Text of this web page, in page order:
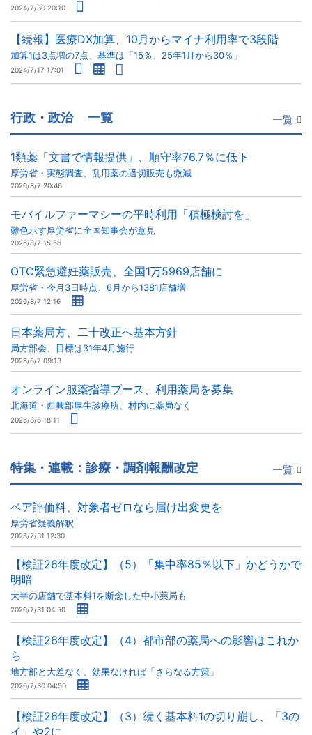
2024/7/30 20:10
【続報】医療DX加算、10月からマイナ利用率で3段階
加算1は3点増の7点、基準は「15％、25年1月から30％」
2024/7/17 17:01
行政・政治 一覧 一覧
1類薬「文書で情報提供」、順守率76.7％に低下
厚労省・実態調査、乱用薬の適切販売も微減
2026/8/7 20:46
モバイルファーマシーの平時利用「積極検討を」
難色示す厚労省に全国知事会が意見
2026/8/7 15:56
OTC緊急避妊薬販売、全国1万5969店舗に
厚労省・今月3日時点、6月から1381店舗増
2026/8/7 12:16
日本薬局方、二十改正へ基本方針
局方部会、目標は31年4月施行
2026/8/7 09:13
オンライン服薬指導ブース、利用薬局を募集
北海道・西興部厚生診療所、村内に薬局なく
2026/8/6 18:11
特集・連載：診療・調剤報酬改定 一覧
ベア評価料、対象者ゼロなら届け出変更を
厚労省疑義解釈
2026/7/31 12:30
【検証26年度改定】（5）「集中率85％以下」かどうかで
明暗
大半の店舗で基本料1を断念した中小薬局も
2026/7/31 04:50
【検証26年度改定】（4）都市部の薬局への影響はこれか
ら
地方部と大差なく、効果なければ「さらなる方策」
2026/7/30 04:50
【検証26年度改定】（3）続く基本料1の切り崩し、「3の
イ」や2に